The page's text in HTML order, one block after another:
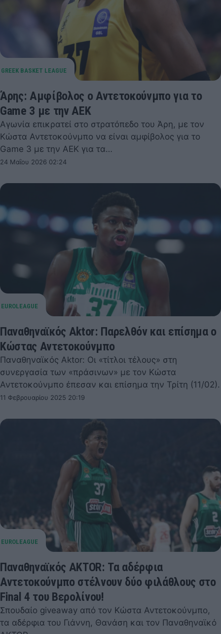
Άρης: Αμφίβολος ο Αντετοκούνμπο για το
Game 3 με την ΑΕΚ
Αγωνία επικρατεί στο στρατόπεδο του Άρη, με τον
Κώστα Αντετοκούνμπο να είναι αμφίβολος για το
Game 3 με την ΑΕΚ για τα…
24 Μαΐου 2026 02:24
Παναθηναϊκός Aktor: Παρελθόν και επίσημα ο
Κώστας Αντετοκούνμπο
Παναθηναϊκός Aktor: Οι «τίτλοι τέλους» στη
συνεργασία των «πράσινων» με τον Κώστα
Αντετοκούνμπο έπεσαν και επίσημα την Τρίτη (11/02).
11 Φεβρουαρίου 2025 20:19
Παναθηναϊκός AKTOR: Τα αδέρφια
Αντετοκούνμπο στέλνουν δύο φιλάθλους στο
Final 4 του Βερολίνου!
Σπουδαίο giveaway από τον Κώστα Αντετοκούνμπο,
τα αδέρφια του Γιάννη, Θανάση και τον Παναθηναϊκό